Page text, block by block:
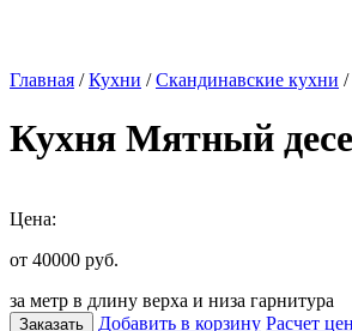
Главная /Кухни /Скандинавские кухни /
Кухня Мятный
Цена:
от 40000 руб.
за метр в длину верха и низа гарнитура
Заказать Добавить в корзину Расчет